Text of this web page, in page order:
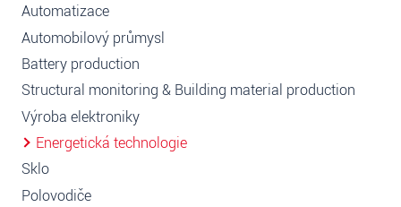
Automatizace
Automobilový průmysl
Battery production
Structural monitoring & Building material production
Výroba elektroniky
Energetická technologie
Sklo
Polovodiče